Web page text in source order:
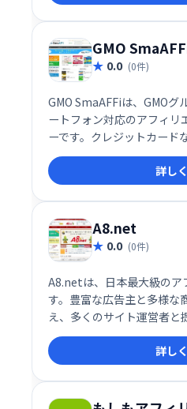
化を目指しましょう。
GMO
0.0 (0件)
GMO SmaAFFiは、GMOグ
ートフォン対応のアフィリ
ーです。クレジットカード
登録など成果獲得しやす
の広告を取り揃えています
し、アフィリエイトマー
す。
詳し
A8.net
0.0 (0件)
A8.netは、日本最大級のア
す。豊富な広告主と多様な
え、多くのサイト運営者と
型なので、成果に応じて
的な収益化をサポートしま
で、幅広いユーザーにご
詳し